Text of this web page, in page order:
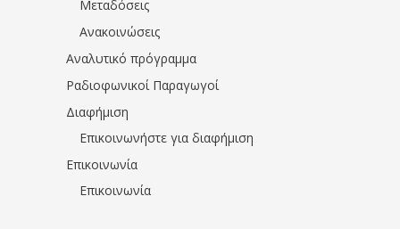
Μεταδόσεις
Ανακοινώσεις
Αναλυτικό πρόγραμμα
Ραδιοφωνικοί Παραγωγοί
Διαφήμιση
Επικοινωνήστε για διαφήμιση
Επικοινωνία
Επικοινωνία